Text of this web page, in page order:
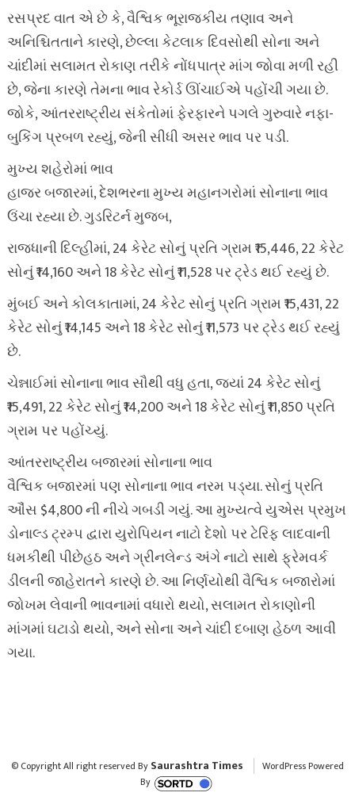
રસપ્રદ વાત એ છે કે, વૈશ્વિક ભૂરાજકીય તણાવ અને
અનિશ્ચિતતાને કારણે, છેલ્લા કેટલાક દિવસોથી સોના અને
ચાંદીમાં સલામત રોકાણ તરીકે નોંધપાત્ર માંગ જોવા મળી રહી
છે, જેના કારણે તેમના ભાવ રેકોર્ડ ઊંચાઈએ પહોંચી ગયા છે.
જોકે, આંતરરાષ્ટ્રીય સંકેતોમાં ફેરફારને પગલે ગુરુવારે નફા-
બુકિંગ પ્રબળ રહ્યું, જેની સીધી અસર ભાવ પર પડી.
મુખ્ય શહેરોમાં ભાવ
હાજર બજારમાં, દેશભરના મુખ્ય મહાનગરોમાં સોનાના ભાવ
ઉંચા રહ્યા છે. ગુડરિટર્ન મુજબ,
રાજધાની દિલ્હીમાં, 24 કેરેટ સોનું પ્રતિ ગ્રામ ₹15,446, 22 કેરેટ
સોનું ₹14,160 અને 18 કેરેટ સોનું ₹11,528 પર ટ્રેડ થઈ રહ્યું છે.
મુંબઈ અને કોલકાતામાં, 24 કેરેટ સોનું પ્રતિ ગ્રામ ₹15,431, 22
કેરેટ સોનું ₹14,145 અને 18 કેરેટ સોનું ₹11,573 પર ટ્રેડ થઈ રહ્યું
છે.
ચેન્નાઈમાં સોનાના ભાવ સૌથી વધુ હતા, જ્યાં 24 કેરેટ સોનું
₹15,491, 22 કેરેટ સોનું ₹14,200 અને 18 કેરેટ સોનું ₹11,850 પ્રતિ
ગ્રામ પર પહોંચ્યું.
આંતરરાષ્ટ્રીય બજારમાં સોનાના ભાવ
વૈશ્વિક બજારમાં પણ સોનાના ભાવ નરમ પડ્યા. સોનું પ્રતિ
ઔંસ $4,800 ની નીચે ગબડી ગયું. આ મુખ્યત્વે યુએસ પ્રમુખ
ડોનાલ્ડ ટ્રમ્પ દ્વારા યુરોપિયન નાટો દેશો પર ટેરિફ લાદવાની
ધમકીથી પીછેહઠ અને ગ્રીનલેન્ડ અંગે નાટો સાથે ફ્રેમવર્ક
ડીલની જાહેરાતને કારણે છે. આ નિર્ણયોથી વૈશ્વિક બજારોમાં
જોખમ લેવાની ભાવનામાં વધારો થયો, સલામત રોકાણોની
માંગમાં ઘટાડો થયો, અને સોના અને ચાંદી દબાણ હેઠળ આવી
ગયા.
© Copyright All right reserved By Saurashtra Times
WordPress Powered
By